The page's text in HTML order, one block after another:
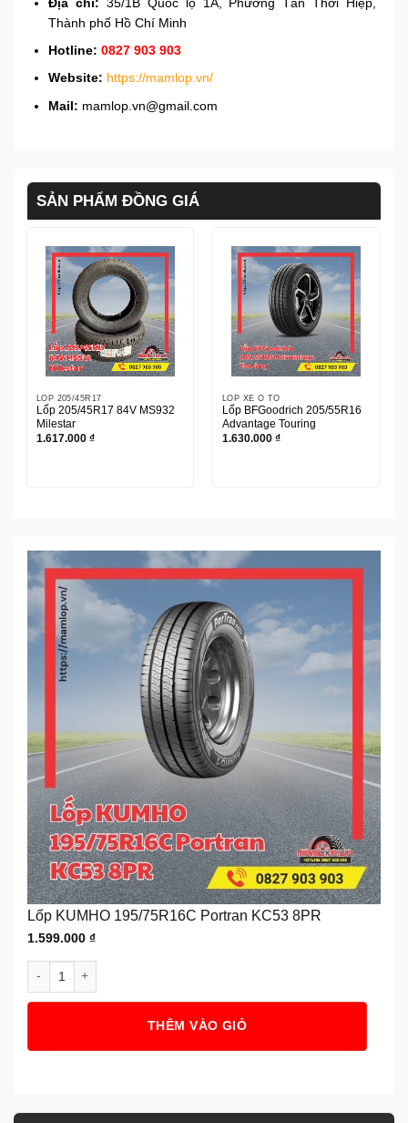
Thành phố Hồ Chí Minh
Hotline: 0827 903 903
Website: https://mamlop.vn/
Mail: mamlop.vn@gmail.com
SẢN PHẨM ĐỒNG GIÁ
LỐP 205/45R17
Lốp 205/45R17 84V MS932
Milestar
1.617.000 ₫
LỐP XE Ô TÔ
Lốp BFGoodrich 205/55R16
Advantage Touring
1.630.000 ₫
Lốp KUMHO 195/75R16C Portran KC53 8PR
1.599.000 ₫
Lốp KUMHO 195/75R16C Portran KC53 8PR số lượng
THÊM VÀO GIỎ